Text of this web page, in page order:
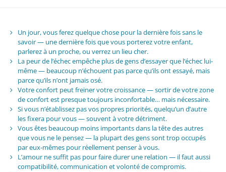
Un jour, vous ferez quelque chose pour la dernière fois sans le
savoir — une dernière fois que vous porterez votre enfant,
parlerez à un proche, ou verrez un lieu cher.
La peur de l’échec empêche plus de gens d’essayer que l’échec lui-
même — beaucoup n’échouent pas parce qu’ils ont essayé, mais
parce qu’ils n’ont jamais osé.
Votre confort peut freiner votre croissance — sortir de votre zone
de confort est presque toujours inconfortable… mais nécessaire.
Si vous n’établissez pas vos propres priorités, quelqu’un d’autre
les fixera pour vous — souvent à votre détriment.
Vous êtes beaucoup moins importants dans la tête des autres
que vous ne le pensez — la plupart des gens sont trop occupés
par eux-mêmes pour réellement penser à vous.
L’amour ne suffit pas pour faire durer une relation — il faut aussi
compatibilité, communication et volonté de compromis.